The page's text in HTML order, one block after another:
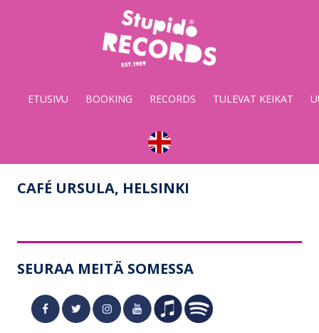
Stupido
Records
&
ETUSIVU BOOKING RECORDS TULEVAT KEIKAT
CAFÉ URSULA, HELSINKI
SEURAA MEITÄ SOMESSA